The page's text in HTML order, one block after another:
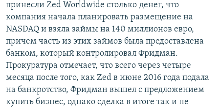
принесли Zed Worldwide столько денег, что
компания начала планировать размещение на
NASDAQ и взяла займы на 140 миллионов евро,
причем часть из этих займов была предоставлена
банком, который контролировал Фридман.
Прокуратура отмечает, что всего через четыре
месяца после того, как Zed в июне 2016 года подала
на банкротство, Фридман вышел с предложением
купить бизнес, однако сделка в итоге так и не